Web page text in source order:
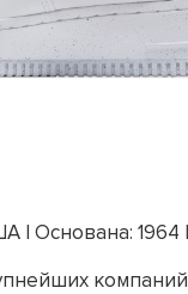
| Основана: